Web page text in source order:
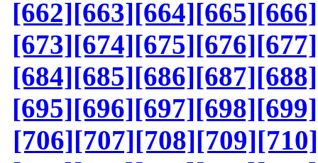
[662][663][664][665][666]
[673][674][675][676][677]
[684][685][686][687][688]
[695][696][697][698][699]
[706][707][708][709][710]